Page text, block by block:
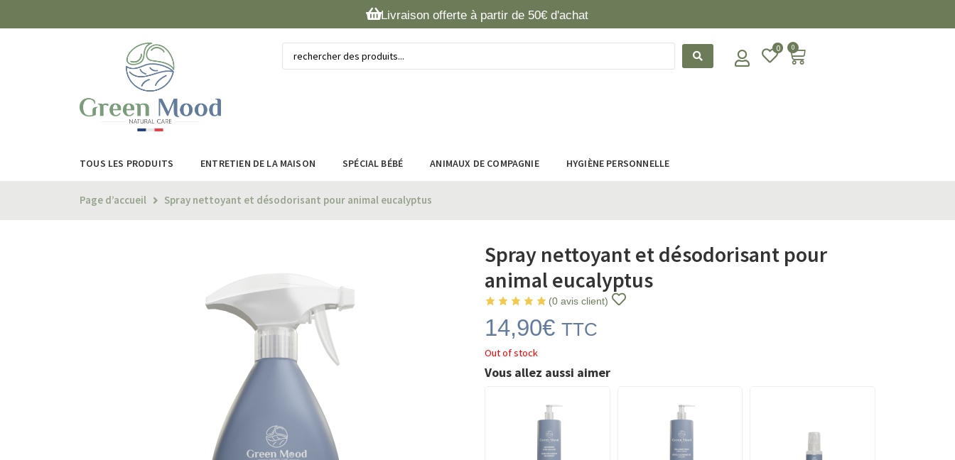
Livraison offerte à partir de 50€ d'achat
0 0
TOUS LES PRODUITS ENTRETIEN DE LA MAISON SPÉCIAL BÉBÉ ANIMAUX DE COMPAGNIE HYGIÈNE PERSONNELLE
Page d’accueil Spray nettoyant et désodorisant pour animal eucalyptus
Spray nettoyant et désodorisant pour
animal eucalyptus
(0 avis client)
14,90€ TTC
Out of stock
Vous allez aussi aimer